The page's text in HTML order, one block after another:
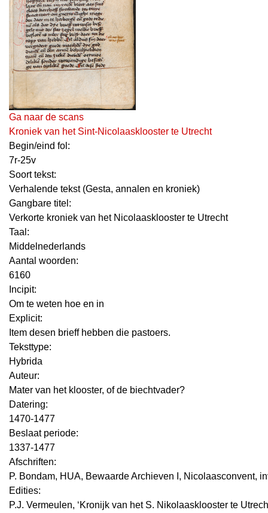
Ga naar de scans
Kroniek van het Sint-Nicolaasklooster te Utrecht
Begin/eind fol:
7r-25v
Soort tekst:
Verhalende tekst (Gesta, annalen en kroniek)
Gangbare titel:
Verkorte kroniek van het Nicolaasklooster te Utrecht
Taal:
Middelnederlands
Aantal woorden:
6160
Incipit:
Om te weten hoe en in
Explicit:
Item desen brieff hebben die pastoers.
Teksttype:
Hybrida
Auteur:
Mater van het klooster, of de biechtvader?
Datering:
1470-1477
Beslaat periode:
1337-1477
Afschriften:
P. Bondam, HUA, Bewaarde Archieven I, Nicolaasconvent,
Edities:
P.J. Vermeulen, ‘Kronijk van het S. Nikolaasklooster te